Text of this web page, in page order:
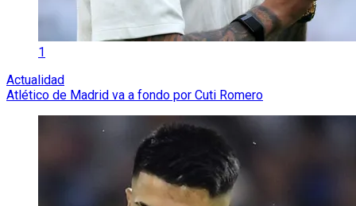
1
Actualidad
Atlético de Madrid va a fondo por Cuti Romero